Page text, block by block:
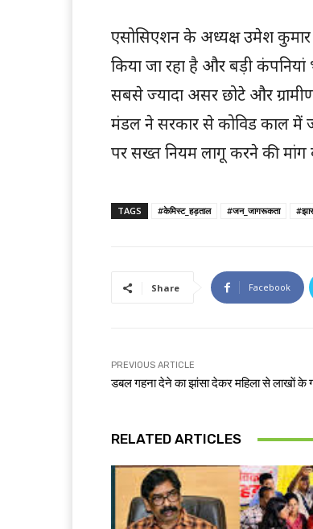
एसोसिएशन के अध्यक्ष उमेश कुमार
किया जा रहा है और बड़ी कंपनियां
सबसे ज्यादा असर छोटे और
मंडल ने सरकार से कोविड काल में
पर सख्त नियम लागू करने की मांग
TAGS #केमिस्ट_हड़ताल #जन_जागरूकता
Share Facebook
PREVIOUS ARTICLE
डबल गहना देने का झांसा देकर महिला से लाखाें के
RELATED ARTICLES